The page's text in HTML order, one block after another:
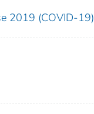
2019 (COVID-19)